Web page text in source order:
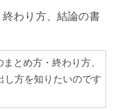
わり方、結論の書
とめ方・終わり方、
し方を知りたいのです